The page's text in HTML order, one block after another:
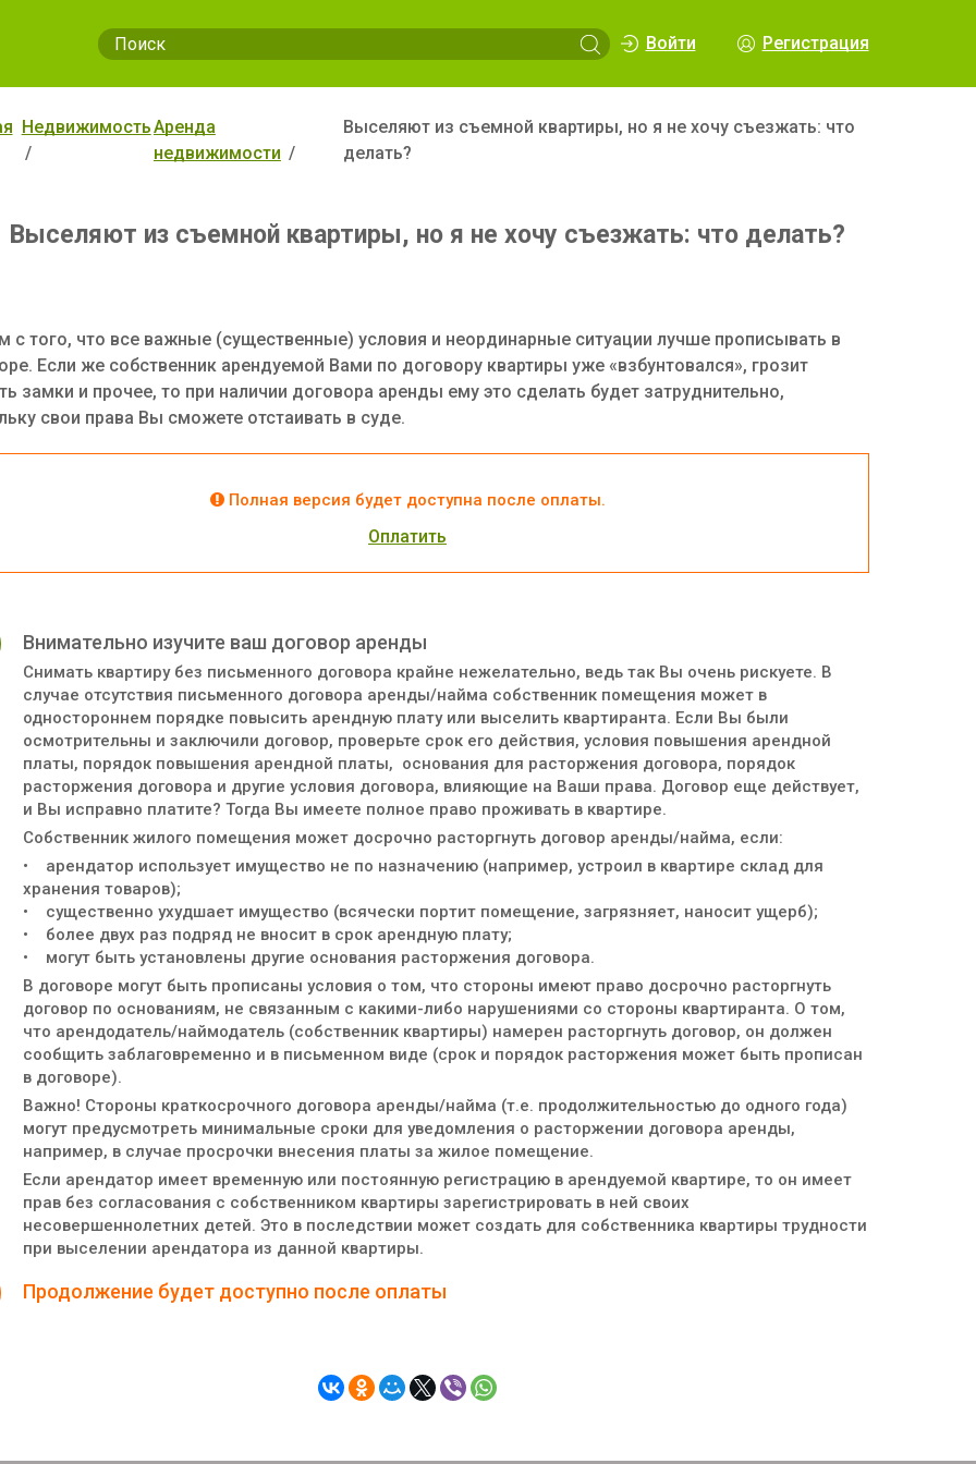
Войти Регистрация
НедвижимостьАренда
недвижимости
Выселяют из съемной квартиры, но я не хочу съезжать: что
делать?
Выселяют из съемной квартиры, но я не хочу съезжать: что делать?
с того, что все важные (существенные) условия и неординарные ситуации лучше прописывать в
Если же собственник арендуемой Вами по договору квартиры уже «взбунтовался», грозит
замки и прочее, то при наличии договора аренды ему это сделать будет затруднительно,
свои права Вы сможете отстаивать в суде.
Полная версия будет доступна после оплаты.
Оплатить
Внимательно изучите ваш договор аренды
Снимать квартиру без письменного договора крайне нежелательно, ведь так Вы очень рискуете. В
случае отсутствия письменного договора аренды/найма собственник помещения может в
одностороннем порядке повысить арендную плату или выселить квартиранта. Если Вы были
осмотрительны и заключили договор, проверьте срок его действия, условия повышения арендной
платы, порядок повышения арендной платы, основания для расторжения договора, порядок
расторжения договора и другие условия договора, влияющие на Ваши права. Договор еще действует,
и Вы исправно платите? Тогда Вы имеете полное право проживать в квартире.
Собственник жилого помещения может досрочно расторгнуть договор аренды/найма, если:
• арендатор использует имущество не по назначению (например, устроил в квартире склад для
хранения товаров);
• существенно ухудшает имущество (всячески портит помещение, загрязняет, наносит ущерб);
• более двух раз подряд не вносит в срок арендную плату;
• могут быть установлены другие основания расторжения договора.
В договоре могут быть прописаны условия о том, что стороны имеют право досрочно расторгнуть
договор по основаниям, не связанным с какими-либо нарушениями со стороны квартиранта. О том,
что арендодатель/наймодатель (собственник квартиры) намерен расторгнуть договор, он должен
сообщить заблаговременно и в письменном виде (срок и порядок расторжения может быть прописан
в договоре).
Важно! Стороны краткосрочного договора аренды/найма (т.е. продолжительностью до одного года)
могут предусмотреть минимальные сроки для уведомления о расторжении договора аренды,
например, в случае просрочки внесения платы за жилое помещение.
Если арендатор имеет временную или постоянную регистрацию в арендуемой квартире, то он имеет
прав без согласования с собственником квартиры зарегистрировать в ней своих
несовершеннолетних детей. Это в последствии может создать для собственника квартиры трудности
при выселении арендатора из данной квартиры.
Продолжение будет доступно после оплаты